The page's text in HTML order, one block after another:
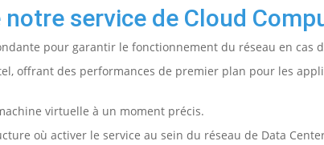
service de Cloud
pour garantir le fonctionnement du réseau en cas
offrant des performances de premier plan pour les
virtuelle à un moment précis.
où activer le service au sein du réseau de Data